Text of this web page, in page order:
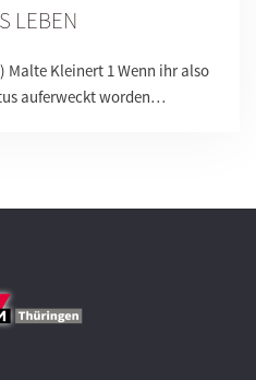
LEBEN
Malte Kleinert 1 Wenn ihr also
auferweckt worden…